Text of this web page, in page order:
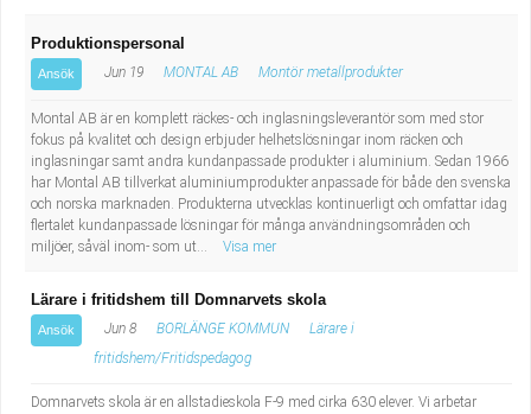
Produktionspersonal
Ansök Jun 19 MONTAL AB Montör metallprodukter
Montal AB är en komplett räckes- och inglasningsleverantör som med stor
fokus på kvalitet och design erbjuder helhetslösningar inom räcken och
inglasningar samt andra kundanpassade produkter i aluminium. Sedan 1966
har Montal AB tillverkat aluminiumprodukter anpassade för både den svenska
och norska marknaden. Produkterna utvecklas kontinuerligt och omfattar idag
flertalet kundanpassade lösningar för många användningsområden och
miljöer, såväl inom- som ut...
Visa mer
Lärare i fritidshem till Domnarvets skola
Ansök Jun 8 BORLÄNGE KOMMUN
Lärare i
fritidshem/Fritidspedagog
Domnarvets skola är en allstadieskola F-9 med cirka 630 elever. Vi arbetar